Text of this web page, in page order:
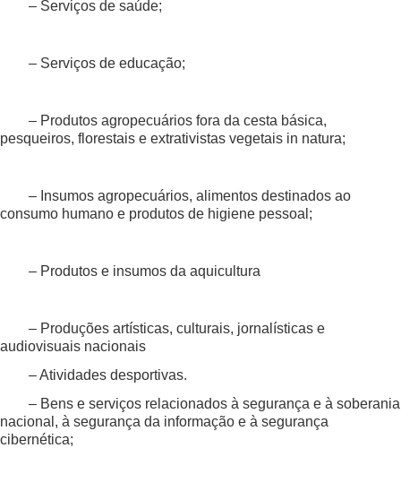
– Serviços de saúde;
– Serviços de educação;
– Produtos agropecuários fora da cesta básica,
pesqueiros, florestais e extrativistas vegetais in natura;
– Insumos agropecuários, alimentos destinados ao
consumo humano e produtos de higiene pessoal;
– Produtos e insumos da aquicultura
– Produções artísticas, culturais, jornalísticas e
audiovisuais nacionais
– Atividades desportivas.
– Bens e serviços relacionados à segurança e à soberania
nacional, à segurança da informação e à segurança
cibernética;